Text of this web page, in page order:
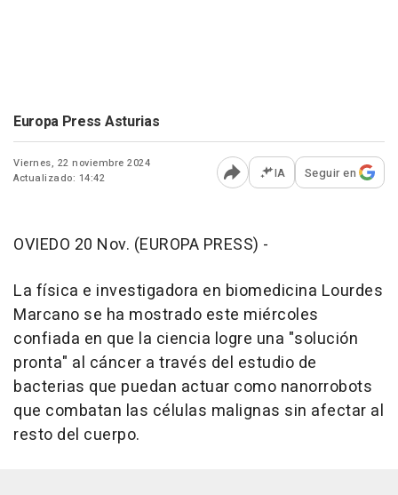
Europa Press Asturias
Viernes, 22 noviembre 2024
Actualizado: 14:42
Abrir opciones para
IA Seguir en
OVIEDO 20 Nov. (EUROPA PRESS) -
La física e investigadora en biomedicina Lourdes
Marcano se ha mostrado este miércoles
confiada en que la ciencia logre una "solución
pronta" al cáncer a través del estudio de
bacterias que puedan actuar como nanorrobots
que combatan las células malignas sin afectar al
resto del cuerpo.